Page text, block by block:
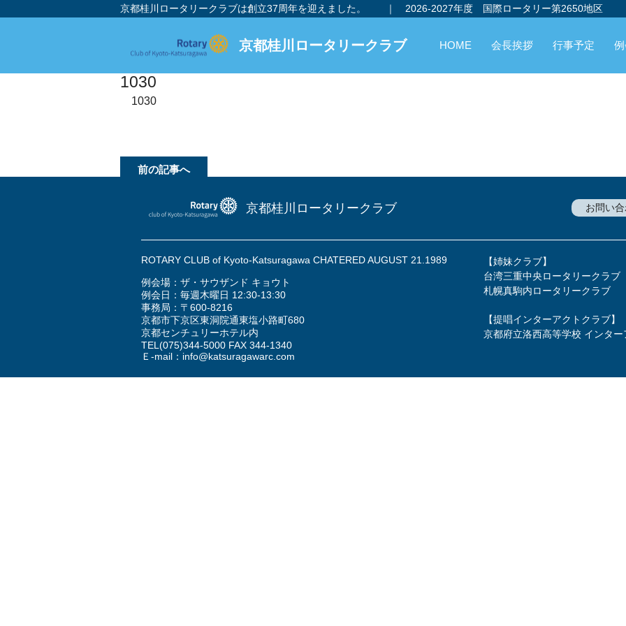
京都桂川ロータリークラブは創立37周年を迎えました。 ｜ 2026-2027年度 国際ロータリー第2650地区
京都桂川ロータリークラブ HOME 会長挨拶 行事予定
1030
1030
前の記事へ
京都桂川ロータリークラブ お問い
ROTARY CLUB of Kyoto-Katsuragawa CHATERED AUGUST 21.1989
例会場：ザ・サウザンド キョウト
例会日：毎週木曜日 12:30-13:30
事務局：〒600-8216
京都市下京区東洞院通東塩小路町680
京都センチュリーホテル内
TEL (075)344-5000 FAX 344-1340
Ｅ-mail： info@katsuragawarc.com
【姉妹クラブ】
台湾三重中央ロータリークラブ
札幌真駒内ロータリークラブ
【提唱インターアクトクラブ】
京都府立洛西高等学校 インタ